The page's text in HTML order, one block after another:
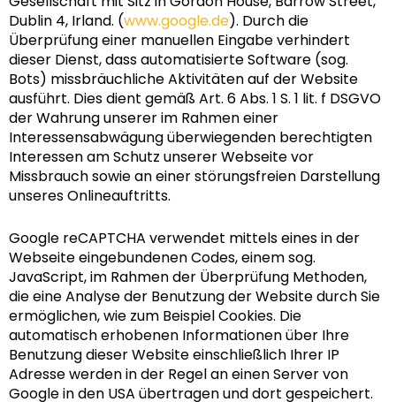
Dublin 4, Irland. (www.google.de). Durch die
Überprüfung einer manuellen Eingabe verhindert
dieser Dienst, dass automatisierte Software (sog.
Bots) missbräuchliche Aktivitäten auf der Website
ausführt. Dies dient gemäß Art. 6 Abs. 1 S. 1 lit. f DSGVO
der Wahrung unserer im Rahmen einer
Interessensabwägung überwiegenden berechtigten
Interessen am Schutz unserer Webseite vor
Missbrauch sowie an einer störungsfreien Darstellung
unseres Onlineauftritts.
Google reCAPTCHA verwendet mittels eines in der
Webseite eingebundenen Codes, einem sog.
JavaScript, im Rahmen der Überprüfung Methoden,
die eine Analyse der Benutzung der Website durch Sie
ermöglichen, wie zum Beispiel Cookies. Die
automatisch erhobenen Informationen über Ihre
Benutzung dieser Website einschließlich Ihrer IP
Adresse werden in der Regel an einen Server von
Google in den USA übertragen und dort gespeichert.